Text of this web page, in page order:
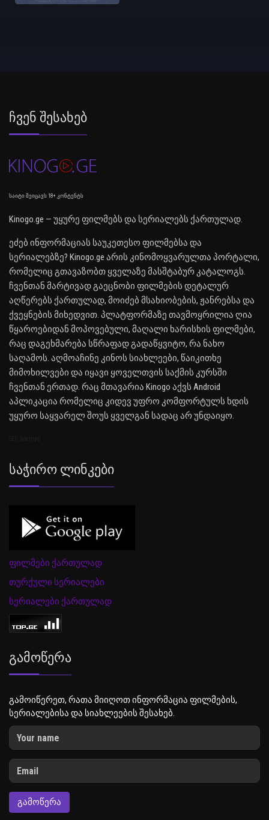
Ჩვენ Შესახებ
საიტი შეიცავს 18+ კონტენტს
Kinogo.ge — უყურე ფილმებს და სერიალებს ქართულად.
ეძებ ინფორმაციას საუკეთესო ფილმებსა და
სერიალებზე? Kinogo.ge არის კინომოყვარულთა პორტალი,
რომელიც გთავაზობთ ყველაზე მასშტაბურ კატალოგს.
ჩვენთან მარტივად გაეცნობი ფილმების დეტალურ
აღწერებს ქართულად, მოიძებ მსახიობების, ჟანრებსა და
ქვეყნების მიხედვით. პლატფორმაზე თავმოყრილია ღია
წყაროებიდან მოპოვებული, მაღალი ხარისხის ფილმები,
რაც დაგეხმარება სწრაფად გადაწყვიტო, რა ნახო
საღამოს. აღმოაჩინე კინოს სიახლეები, წაიკითხე
მიმოხილვები და იყავი ყოველთვის საქმის კურსში
ჩვენთან ერთად. რაც მთავარია Kinogo აქვს Android
აპლიკაცია რომელიც კიდევ უფრო კომფორტულს ხდის
უყურო საყვარელ შოუს ყველგან სადაც არ უნდაიყო.
Საჭირო Ლინკები
ფილმები ქართულად
თურქული სერიალები
სერიალები ქართულად
Გამოწერა
გამოიწერეთ, რათა მიიღოთ ინფორმაცია ფილმების,
სერიალებისა და სიახლეების შესახებ.
ᲒᲐᲛᲝᲬᲔᲠᲐ